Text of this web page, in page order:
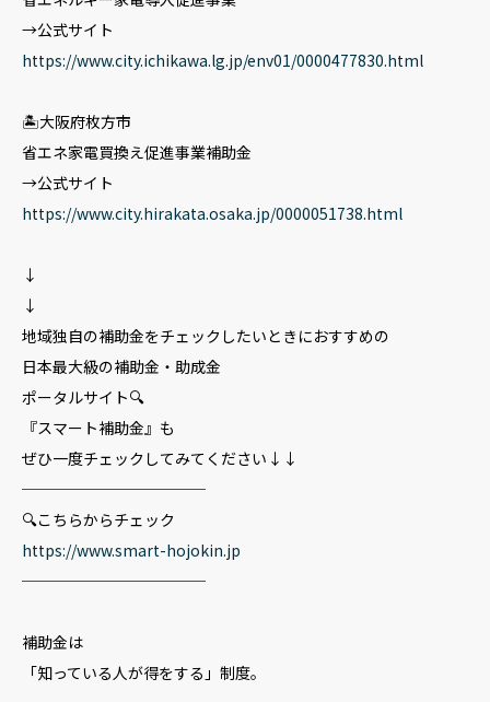
→公式サイト
https://www.city.ichikawa.lg.jp/env01/0000477830.html
🏝️大阪府枚方市
省エネ家電買換え促進事業補助金
→公式サイト
https://www.city.hirakata.osaka.jp/0000051738.html
↓
↓
地域独自の補助金をチェックしたいときにおすすめの
日本最大級の補助金・助成金
ポータルサイト🔍
『スマート補助金』も
ぜひ一度チェックしてみてください↓↓
────────────
🔍こちらからチェック
https://www.smart-hojokin.jp
────────────
補助金は
「知っている人が得をする」制度。